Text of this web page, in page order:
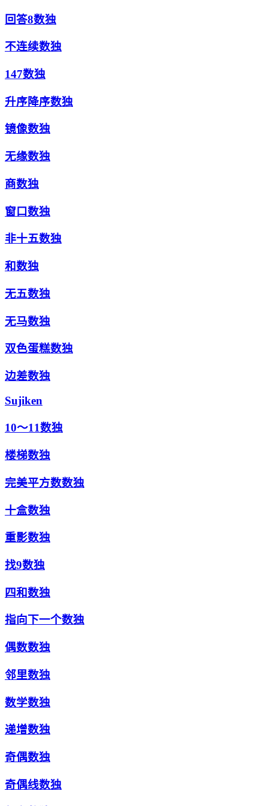
回答8数独
不连续数独
147数独
升序降序数独
镜像数独
无缘数独
商数独
窗口数独
非十五数独
和数独
无五数独
无马数独
双色蛋糕数独
边差数独
Sujiken
10～11数独
楼梯数独
完美平方数数独
十盒数独
重影数独
找9数独
四和数独
指向下一个数独
偶数数独
邻里数独
数学数独
递增数独
奇偶数独
奇偶线数独